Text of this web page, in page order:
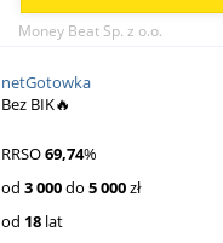
Money Beat Sp. z o.o.
netGotowka
Bez BIK🔥
RRSO69,74%
od 3 000do 5 000zł
od 18 lat